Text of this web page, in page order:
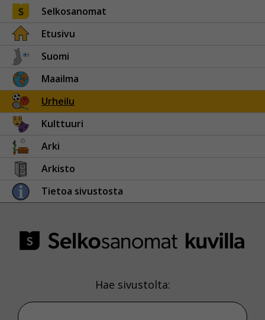
Selkosanomat
Etusivu
Suomi
Maailma
Urheilu
Kulttuuri
Arki
Arkisto
Tietoa sivustosta
Hae sivustolta: